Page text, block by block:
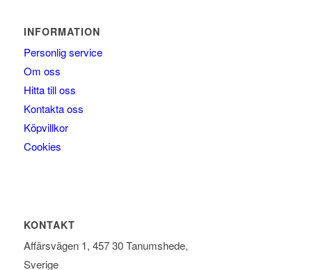
INFORMATION
Personlig service
Om oss
Hitta till oss
Kontakta oss
Köpvillkor
Cookies
KONTAKT
Affärsvägen 1, 457 30 Tanumshede,
Sverige